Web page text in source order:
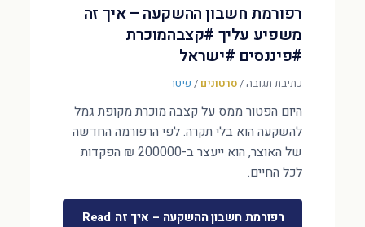
רפורמת חשבון ההשקעה – איך זה
משפיע עליך #קצבהמוכרת
#פיננסים #ישראל
כתיבת תגובה/סרטונים / פיטר
היום הפטור ממס על קצבה מוכרת מקופת גמל
להשקעה הוא בלי תקרה. לפי הרפורמה החדשה
של האוצר, הוא ייעצר ב-200000 ₪ הפקדות
לכל החיים.
רפורמת חשבון ההשקעה – איך זה Read